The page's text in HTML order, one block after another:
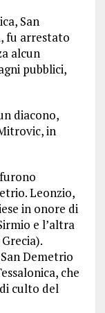
San
fu arrestato
alcun
pubblici,
diacono,
in
Leonzio,
in onore di
e l’altra
Demetrio
che
culto del